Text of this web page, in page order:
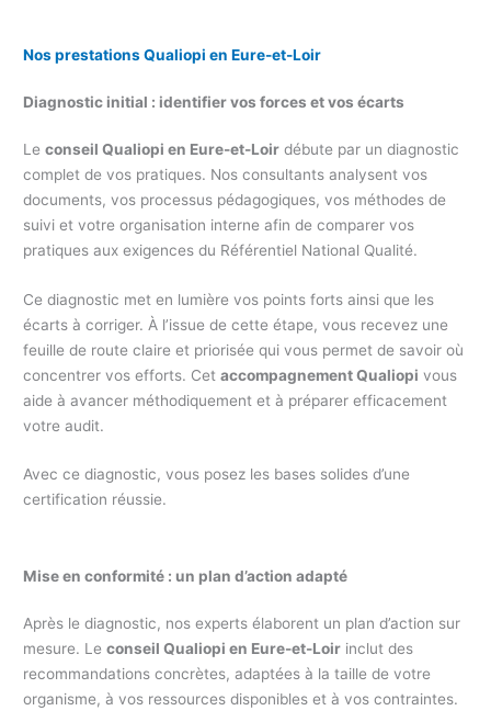
Nos prestations Qualiopi en Eure-et-Loir
Diagnostic initial : identifier vos forces et vos écarts
Leconseil Qualiopi en Eure-et-Loir débute par un diagnostic
complet de vos pratiques. Nos consultants analysent vos
documents, vos processus pédagogiques, vos méthodes de
suivi et votre organisation interne afin de comparer vos
pratiques aux exigences du Référentiel National Qualité.
Ce diagnostic met en lumière vos points forts ainsi que les
écarts à corriger. À l’issue de cette étape, vous recevez une
feuille de route claire et priorisée qui vous permet de savoir où
concentrer vos efforts. Cetaccompagnement Qualiopi vous
aide à avancer méthodiquement et à préparer efficacement
votre audit.
Avec ce diagnostic, vous posez les bases solides d’une
certification réussie.
Mise en conformité : un plan d’action adapté
Après le diagnostic, nos experts élaborent un plan d’action sur
mesure. Leconseil Qualiopi en Eure-et-Loir inclut des
recommandations concrètes, adaptées à la taille de votre
organisme, à vos ressources disponibles et à vos contraintes.